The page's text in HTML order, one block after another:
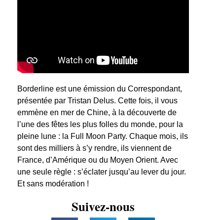
Borderline est une émission du Correspondant,
présentée par Tristan Delus. Cette fois, il vous
emmène en mer de Chine, à la découverte de
l’une des fêtes les plus folles du monde, pour la
pleine lune : la Full Moon Party. Chaque mois, ils
sont des milliers à s’y rendre, ils viennent de
France, d’Amérique ou du Moyen Orient. Avec
une seule règle : s’éclater jusqu’au lever du jour.
Et sans modération !
Suivez-nous